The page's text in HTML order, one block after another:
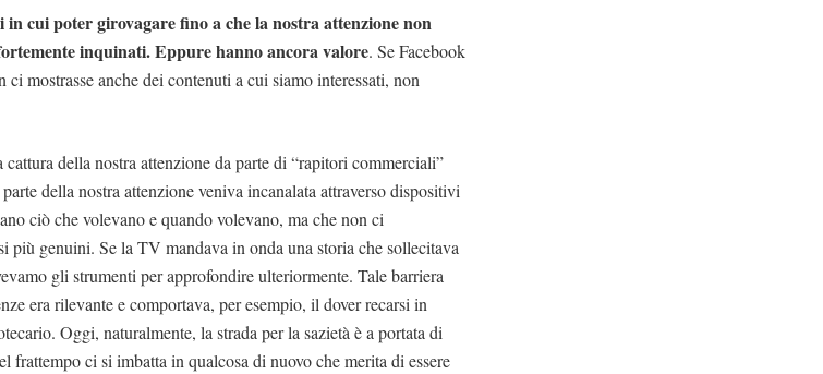
in cui poter girovagare fino a che la nostra attenzione non
inquinati.Eppure hanno ancora valore. Se Facebook
mostrasse anche dei contenuti a cui siamo interessati, non
della nostra attenzione da parte di “rapitori commerciali”
della nostra attenzione veniva incanalata attraverso dispositivi
ciò che volevano e quando volevano, ma che non ci
più genuini. Se la TV mandava in onda una storia che sollecitava
gli strumenti per approfondire ulteriormente. Tale barriera
era rilevante e comportava, per esempio, il dover recarsi in
Oggi, naturalmente, la strada per la sazietà è a portata di
ci si imbatta in qualcosa di nuovo che merita di essere